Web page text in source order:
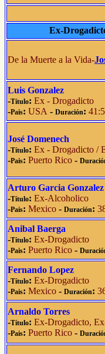
Ex-
De la Muerte a la Vida-
Luis Gonzalez
-Título: Ex - Drogadicto
-Pais: USA - Duración:
José Domenech
-Título: Ex - Drogadicto /
-Pais: Puerto Rico -
Arturo Garcia Gonzalez
-Título: Ex-Alcoholico
-Pais: Mexico - Duración:
Anibal Baerga
-Título: Ex-Drogadicto
-Pais: Puerto Rico -
Fernando Lopez
-Título: Ex-Drogadicto
-Pais: Mexico - Duración:
Arnaldo Torres
-Título: Ex-Drogadicto,
-Pais: Puerto Rico -